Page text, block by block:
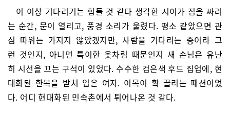
이 이상 기다리기는 힘들 것 같다 생각한 시이가 짐을 싸려
는 순간, 문이 열리고, 풍경 소리가 울렸다. 평소 같았으면 관
심 따위는 가지지 않았겠지만, 사람을 기다리는 중이라 그
런 것인지, 아니면 특이한 옷차림 때문인지 새 손님은 유난
히 시선을 끄는 구석이 있었다. 수수한 검은색 후드 집업에, 현
대화된 한복을 받쳐 입은 여자. 이목이 확 끌리는 패션이었
다. 어디 현대화된 민속촌에서 튀어나온 것 같다.